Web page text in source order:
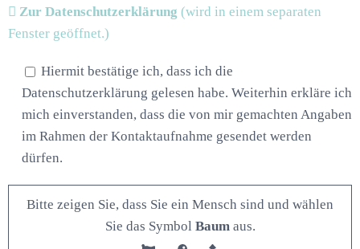
Zur Datenschutzerklärung (wird in einem separaten
Fenster geöffnet.)
Hiermit bestätige ich, dass ich die
Datenschutzerklärung gelesen habe. Weiterhin erkläre ich
mich einverstanden, dass die von mir gemachten Angaben
im Rahmen der Kontaktaufnahme gesendet werden
dürfen.
Bitte zeigen Sie, dass Sie ein Mensch sind und wählen
Sie das Symbol Baumaus.